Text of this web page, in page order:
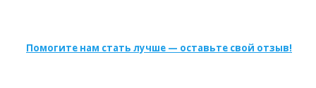
Помогите нам стать лучше — оставьте свой отзыв!